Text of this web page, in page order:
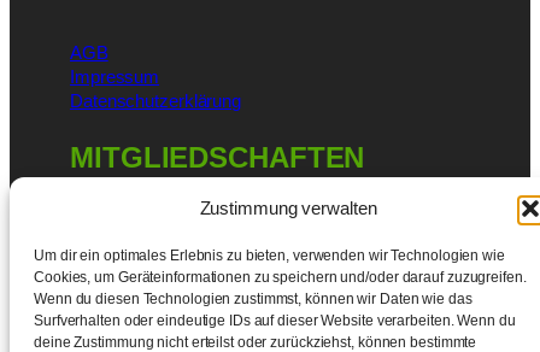
Zustimmung verwalten
Um dir ein optimales Erlebnis zu bieten, verwenden wir Technologien wie
Cookies, um Geräteinformationen zu speichern und/oder darauf zuzugreifen.
Wenn du diesen Technologien zustimmst, können wir Daten wie das
Surfverhalten oder eindeutige IDs auf dieser Website verarbeiten. Wenn du
deine Zustimmung nicht erteilst oder zurückziehst, können bestimmte
AGB
Impressum
Datenschutzerklärung
MITGLIEDSCHAFTEN